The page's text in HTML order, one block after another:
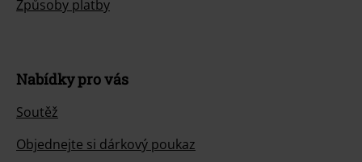
Způsoby platby
Nabídky pro vás
Soutěž
Objednejte si dárkový poukaz